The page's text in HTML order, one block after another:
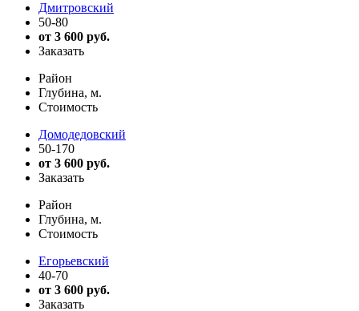
Дмитровский
50-80
от 3 600 руб.
Заказать
Район
Глубина, м.
Стоимость
Домодедовский
50-170
от 3 600 руб.
Заказать
Район
Глубина, м.
Стоимость
Егорьевский
40-70
от 3 600 руб.
Заказать